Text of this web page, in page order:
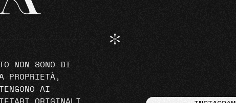
NON SONO DI
PROPRIETÀ,
AI
ORIGINALI.